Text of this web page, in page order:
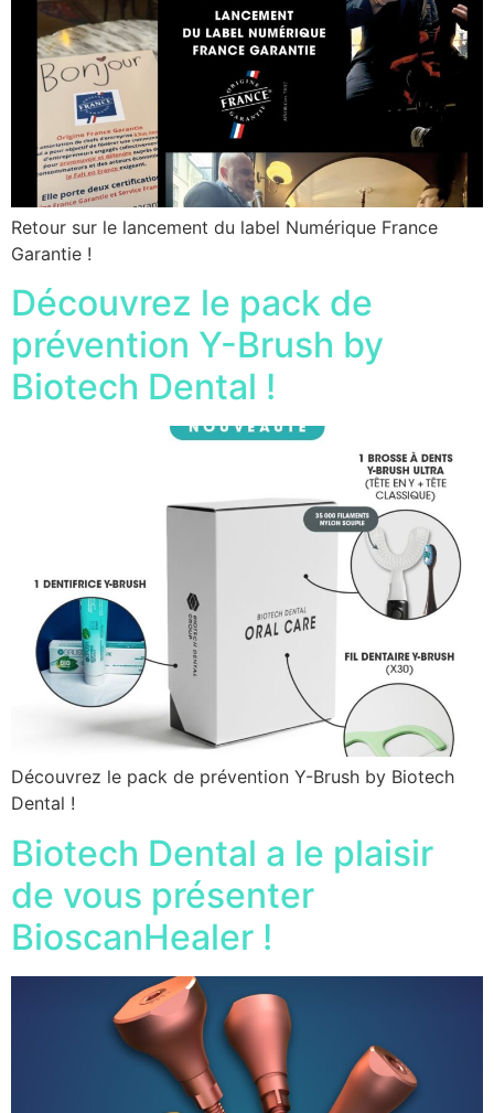
Retour sur le lancement du label Numérique France
Garantie !
Découvrez le pack de
prévention Y-Brush by
Biotech Dental !
Découvrez le pack de prévention Y-Brush by Biotech
Dental !
Biotech Dental a le plaisir
de vous présenter
BioscanHealer !